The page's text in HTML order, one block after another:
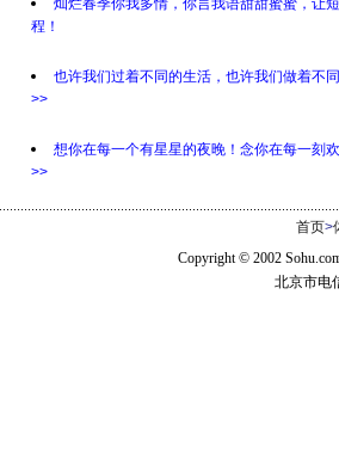
灿烂春季你我多情，你言我语甜甜蜜蜜，让
程！
也许我们过着不同的生活，也许我们做着
>>
想你在每一个有星星的夜晚！念你在每一
>>
首页>
Copyright © 2002
北京市电